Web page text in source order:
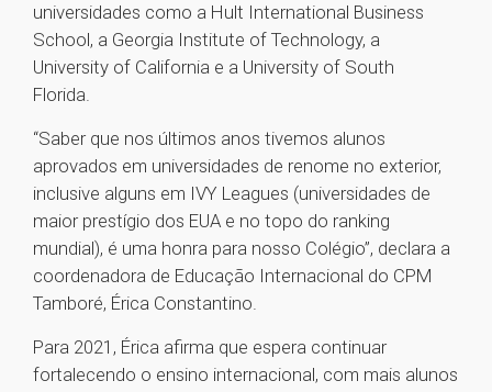
universidades como a Hult International Business
School, a Georgia Institute of Technology, a
University of California e a University of South
Florida.
“Saber que nos últimos anos tivemos alunos
aprovados em universidades de renome no exterior,
inclusive alguns em IVY Leagues (universidades de
maior prestígio dos EUA e no topo do ranking
mundial), é uma honra para nosso Colégio”, declara a
coordenadora de Educação Internacional do CPM
Tamboré, Érica Constantino.
Para 2021, Érica afirma que espera continuar
fortalecendo o ensino internacional, com mais alunos